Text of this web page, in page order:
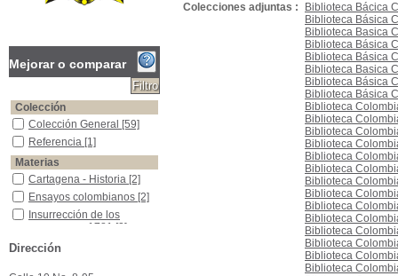
Colecciones adjuntas :
Biblioteca Bácica
Biblioteca Básica
Biblioteca Basica
Biblioteca Básica
Biblioteca Básica
Biblioteca Basica
Biblioteca Básica
Biblioteca Básica
Biblioteca
Biblioteca
Biblioteca
Biblioteca
Biblioteca
Biblioteca
Biblioteca
Biblioteca
Biblioteca
Biblioteca
Biblioteca
Biblioteca
Biblioteca
Biblioteca
Mejorar o comparar
Colección
Colección General
Colección General [59]
Referencia
Referencia [1]
Materias
Cartagena - Historia
Cartagena - Historia [2]
Ensayos colombianos
Ensayos colombianos [2]
Insurrección de los comuneros, 1781
Insurrección de los
comuneros, 1781 [2]
Novela Colombiana
Novela Colombiana
y Exploraciones
Dirección